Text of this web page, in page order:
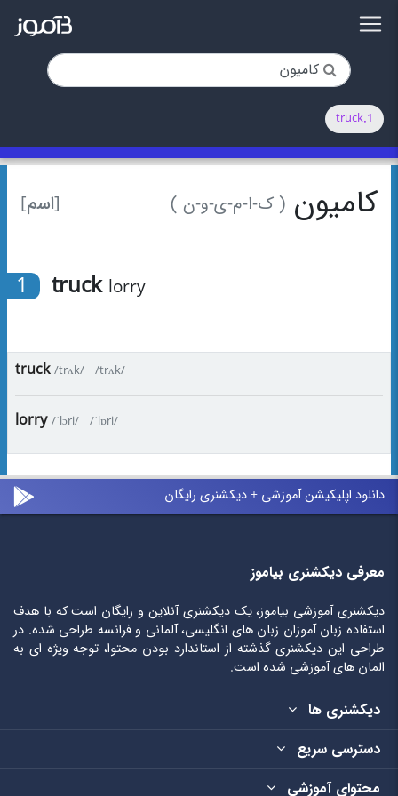
1.truck
[اسم] کامیون ( ک-ا-م-ی-و-ن )
1 truck lorry
truck /trʌk/ /trʌk/
lorry /ˈlɔri/ /ˈlɒri/
دانلود اپلیکیشن آموزشی + دیکشنری رایگان
معرفی دیکشنری بیاموز
دیکشنری آموزشی بیاموز، یک دیکشنری آنلاین و رایگان است که با هدف
استفاده زبان آموزان زبان های انگلیسی، آلمانی و فرانسه طراحی شده. در
طراحی این دیکشنری گذشته از استاندارد بودن محتوا، توجه ویژه ای به
المان های آموزشی شده است.
دیکشنری ها
دسترسی سریع
محتوای آموزشی